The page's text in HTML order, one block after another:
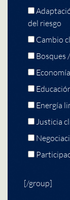
del riesgo
Cambio
Bosques
Energía
Justicia
[/group]